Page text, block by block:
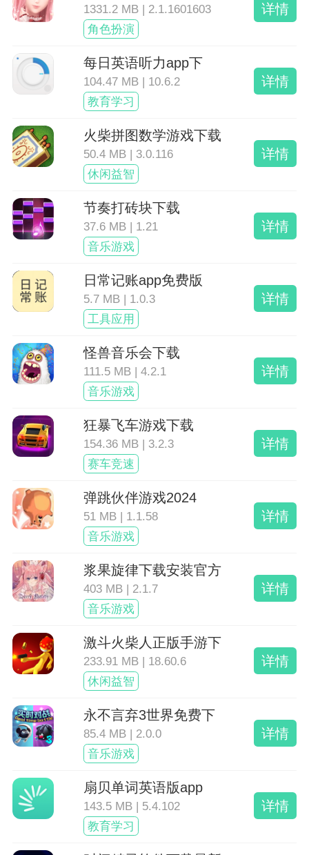
1331.2 MB | 2.1.1601603 详情
角色扮演
每日英语听力app下
104.47 MB | 10.6.2 详情
教育学习
火柴拼图数学游戏下载
50.4 MB | 3.0.116 详情
休闲益智
节奏打砖块下载
37.6 MB | 1.21 详情
音乐游戏
日常记账app免费版
5.7 MB | 1.0.3 详情
工具应用
怪兽音乐会下载
111.5 MB | 4.2.1 详情
音乐游戏
狂暴飞车游戏下载
154.36 MB | 3.2.3 详情
赛车竞速
弹跳伙伴游戏2024
51 MB | 1.1.58 详情
音乐游戏
浆果旋律下载安装官方
403 MB | 2.1.7 详情
音乐游戏
激斗火柴人正版手游下
233.91 MB | 18.60.6 详情
休闲益智
永不言弃3世界免费下
85.4 MB | 2.0.0 详情
音乐游戏
扇贝单词英语版app
143.5 MB | 5.4.102 详情
教育学习